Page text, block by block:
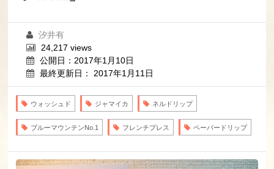
汐井有
24,217 views
公開日：2017年1月10日
最終更新日： 2017年1月11日
ウォッシュド ジャマイカ ネルドリップ
ブルーマウンテンNo.1 フレンチプレス ペーパードリップ